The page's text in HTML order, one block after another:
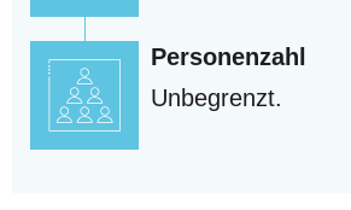
Personenzahl
Unbegrenzt.